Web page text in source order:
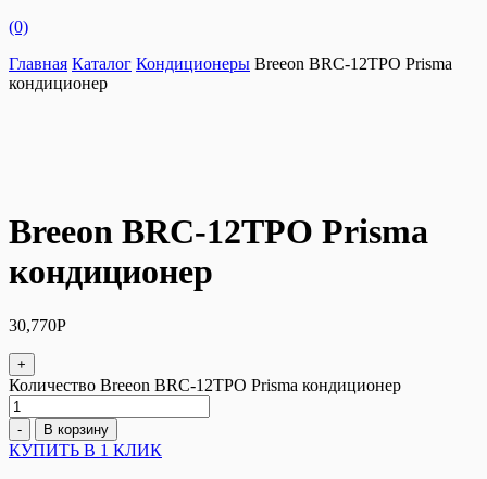
(0)
Главная Каталог Кондиционеры Breeon BRC-12TPO Prisma
кондиционер
Breeon BRC-12TPO Prisma
кондиционер
30,770Р
+
Количество Breeon BRC-12TPO Prisma кондиционер
- В корзину
КУПИТЬ В 1 КЛИК